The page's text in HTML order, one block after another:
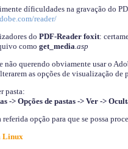
díficuldades na gravação do
reader/
do PDF-Reader foxit:
como get_media.asp
não querendo obviamente usar o
as opções de visualização de
pasta:
-> Opções de pastas -> Ver ->
referida opção para que se possa
Linux